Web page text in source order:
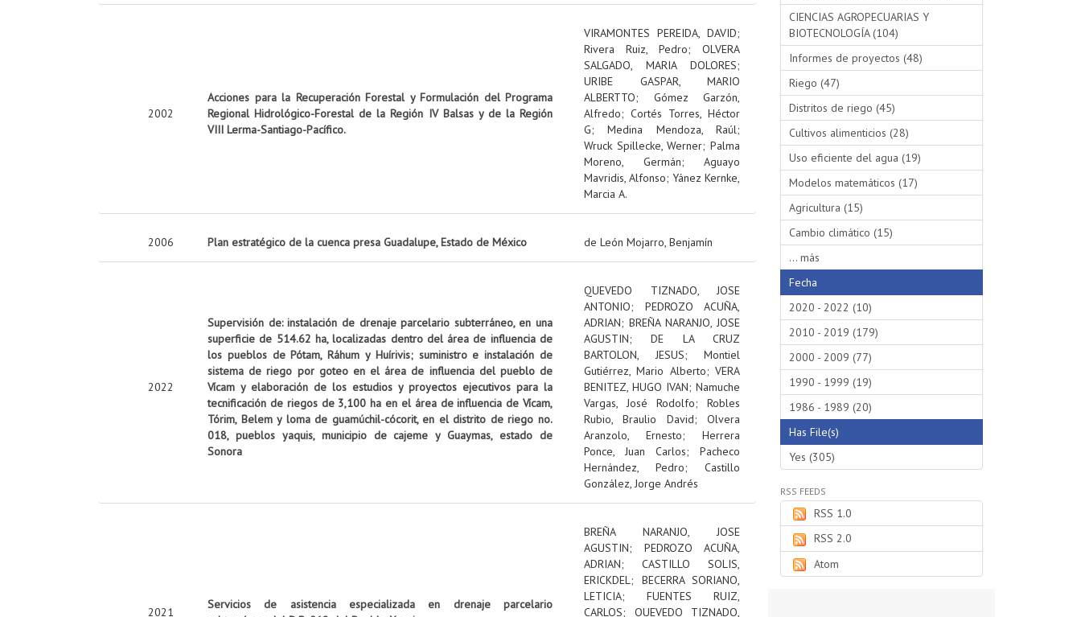
2002
Acciones para la Recuperación Forestal y Formulación del Programa
Regional Hidrológico-Forestal de la Región IV Balsas y de la Región
VIII Lerma-Santiago-Pacífico.
VIRAMONTES PEREIDA, DAVID;
Rivera Ruiz, Pedro; OLVERA
SALGADO, MARIA DOLORES;
URIBE GASPAR, MARIO
ALBERTTO; Gómez Garzón,
Alfredo; Cortés Torres, Héctor
G;Medina Mendoza, Raúl;
Wruck Spillecke, Werner;Palma
Moreno, Germán; Aguayo
Mavridis, Alfonso; Yánez Kernke,
Marcia A.
2006 Plan estratégico de la cuenca presa Guadalupe, Estado de México de León Mojarro, Benjamín
2022
Supervisión de: instalación de drenaje parcelario subterráneo, en una
superficie de 514.62 ha, localizadas dentro del área de influencia de
los pueblos de Pótam, Ráhum y Huírivis; suministro e instalación de
sistema de riego por goteo en el área de influencia del pueblo de
Vícam y elaboración de los estudios y proyectos ejecutivos para la
tecnificación de riegos de 3,100 ha en el área de influencia de Vícam,
Tórim, Belem y loma de guamúchil-cócorit, en el distrito de riego no.
018, pueblos yaquis, municipio de cajeme y Guaymas, estado de
Sonora
QUEVEDO TIZNADO, JOSE
ANTONIO; PEDROZO ACUÑA,
ADRIAN; BREÑA NARANJO, JOSE
AGUSTIN;DE LA CRUZ
BARTOLON, JESUS; Montiel
Gutiérrez, Mario Alberto;VERA
BENITEZ, HUGO IVAN; Namuche
Vargas, José Rodolfo; Robles
Rubio, Braulio David;Olvera
Aranzolo, Ernesto; Herrera
Ponce, Juan Carlos; Pacheco
Hernández, Pedro; Castillo
González, Jorge Andrés
2021
Servicios de asistencia especializada en drenaje parcelario
BREÑA NARANJO, JOSE
AGUSTIN; PEDROZO ACUÑA,
ADRIAN; CASTILLO SOLIS,
ERICKDEL; BECERRA SORIANO,
LETICIA; FUENTES RUIZ,
CARLOS; QUEVEDO TIZNADO,
CIENCIAS AGROPECUARIAS Y
BIOTECNOLOGÍA (104)
Informes de proyectos (48)
Riego (47)
Distritos de riego (45)
Cultivos alimenticios (28)
Uso eficiente del agua (19)
Modelos matemáticos (17)
Agricultura (15)
Cambio climático (15)
... más
Fecha
2020 - 2022 (10)
2010 - 2019 (179)
2000 - 2009 (77)
1990 - 1999 (19)
1986 - 1989 (20)
Has File(s)
Yes (305)
RSS FEEDS
RSS 1.0
RSS 2.0
Atom